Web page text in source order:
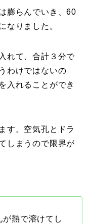
膨らんでいき、60
なりました。
れて、合計３分で
わけではないの
入れることができ
す。空気孔とドラ
しまうので限界が
が熱で溶けてし